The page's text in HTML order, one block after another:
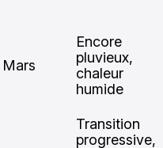
Mars
Encore
pluvieux,
chaleur
humide
Transition
progressive,